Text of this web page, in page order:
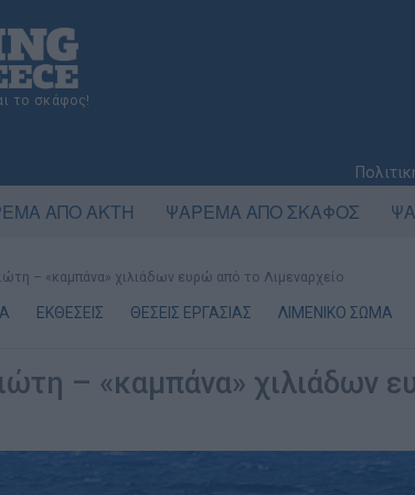
το σκάφος!
ΑΠΟ ΑΚΤΗ ΨΑΡΕΜΑ ΑΠΟ ΣΚΑΦΟΣ
– «καμπάνα» χιλιάδων ευρώ από το Λιμεναρχείο
ΕΚΘΕΣΕΙΣ ΘΕΣΕΙΣ ΕΡΓΑΣΙΑΣ ΛΙΜΕΝΙΚΟ ΣΩΜΑ
– «καμπάνα» χιλιάδων